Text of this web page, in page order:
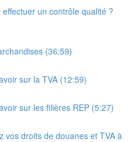
un contrôle qualité ?
(36:59)
sur la TVA (12:59)
sur les filières REP (5:27)
vos droits de douanes et TVA à